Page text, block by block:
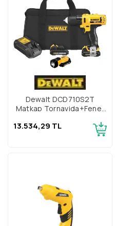
Dewalt DCD710S2T
Matkap Tornavida+Fener
13.534,29 TL